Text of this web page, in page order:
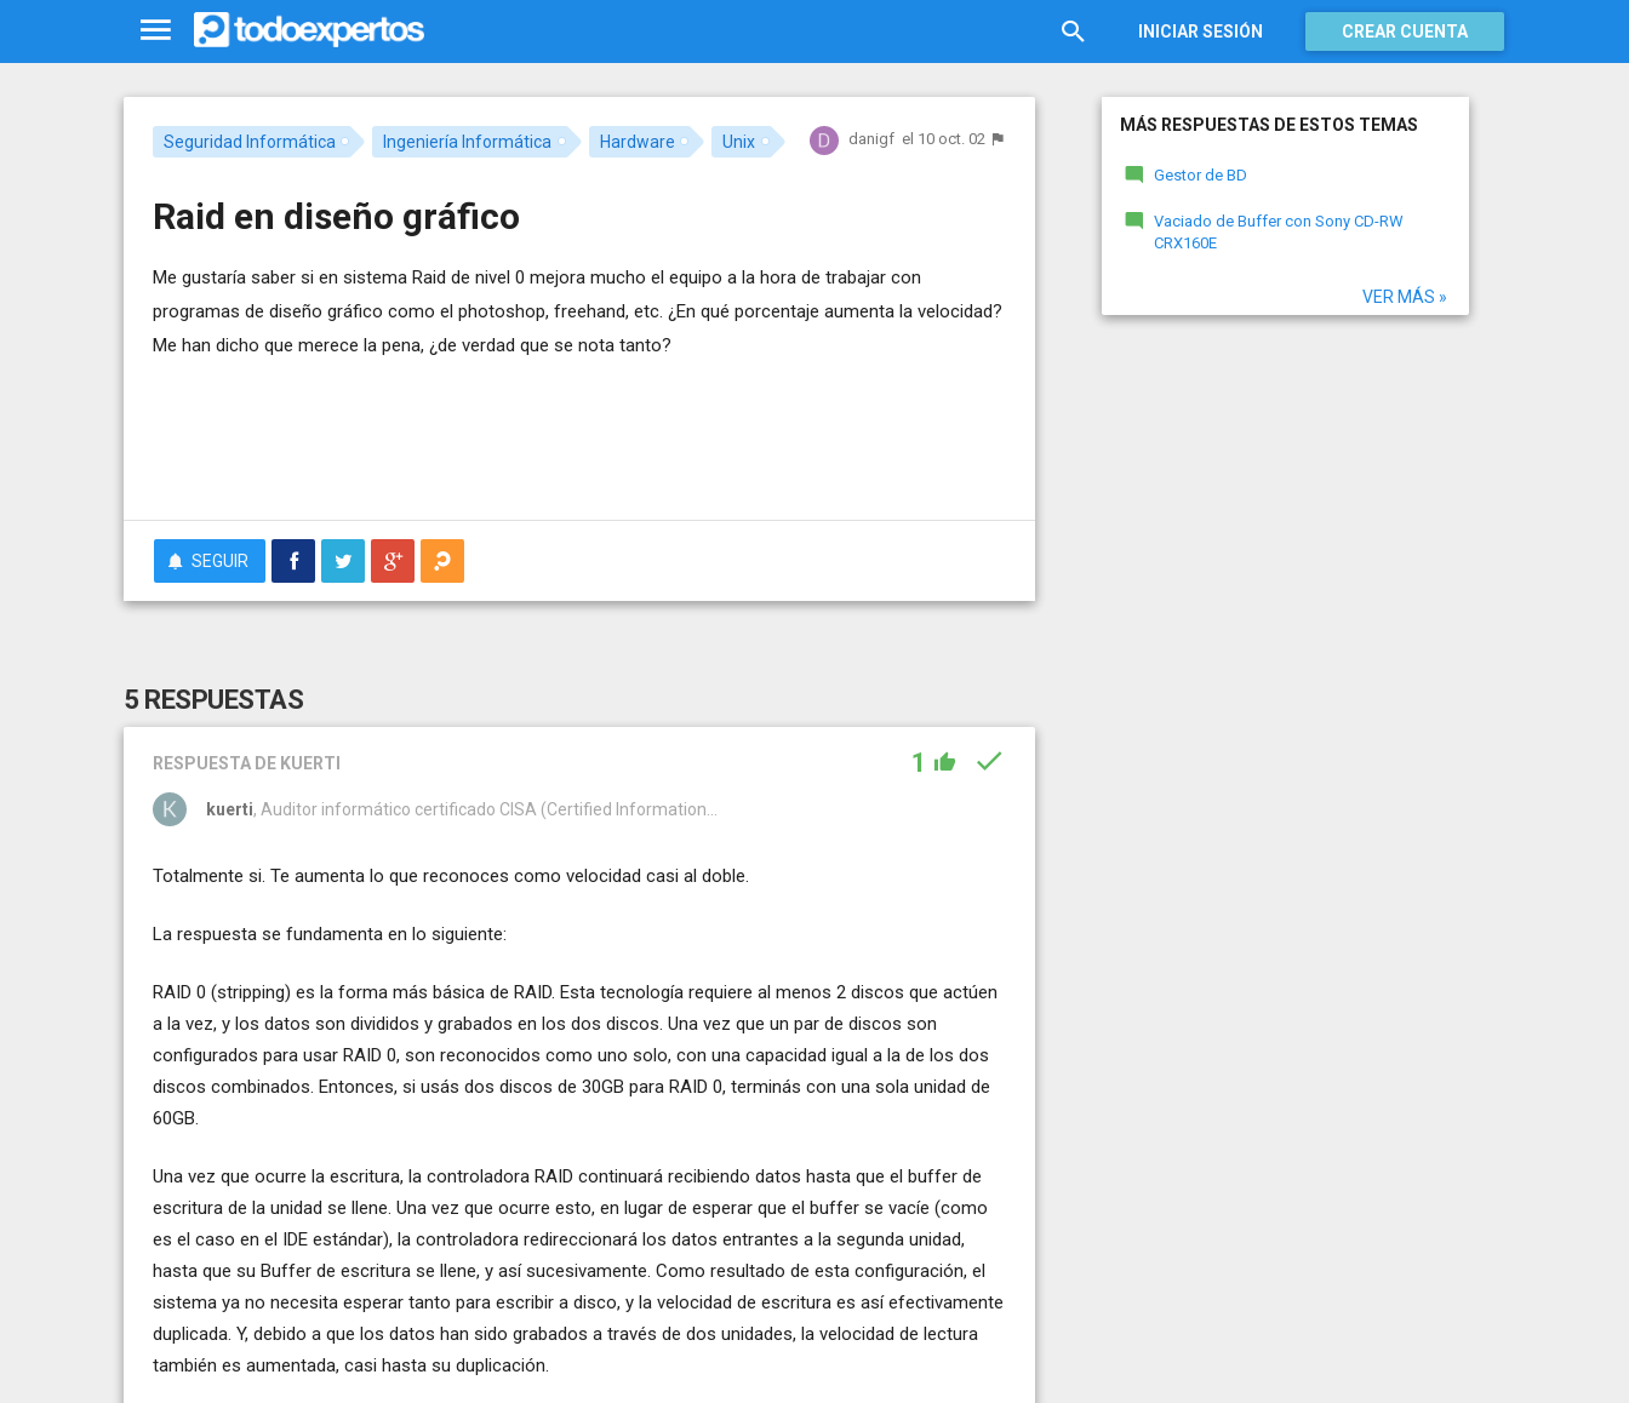
INICIAR SESIÓN CREAR CUENTA
Seguridad Informática Ingeniería Informática Hardware Unix danigf el 10 oct. 02
Raid en diseño gráfico
Me gustaría saber si en sistema Raid de nivel 0 mejora mucho el equipo a la hora de trabajar con
programas de diseño gráfico como el photoshop, freehand, etc. ¿En qué porcentaje aumenta la velocidad?
Me han dicho que merece la pena, ¿de verdad que se nota tanto?
SEGUIR
5 RESPUESTAS
RESPUESTA DE KUERTI 1
kuerti, Auditor informático certificado CISA (Certified Information...
Totalmente si. Te aumenta lo que reconoces como velocidad casi al doble.
La respuesta se fundamenta en lo siguiente:
RAID 0 (stripping) es la forma más básica de RAID. Esta tecnología requiere al menos 2 discos que actúen
a la vez, y los datos son divididos y grabados en los dos discos. Una vez que un par de discos son
configurados para usar RAID 0, son reconocidos como uno solo, con una capacidad igual a la de los dos
discos combinados. Entonces, si usás dos discos de 30GB para RAID 0, terminás con una sola unidad de
60GB.
Una vez que ocurre la escritura, la controladora RAID continuará recibiendo datos hasta que el buffer de
escritura de la unidad se llene. Una vez que ocurre esto, en lugar de esperar que el buffer se vacíe (como
es el caso en el IDE estándar), la controladora redireccionará los datos entrantes a la segunda unidad,
hasta que su Buffer de escritura se llene, y así sucesivamente. Como resultado de esta configuración, el
sistema ya no necesita esperar tanto para escribir a disco, y la velocidad de escritura es así efectivamente
duplicada. Y, debido a que los datos han sido grabados a través de dos unidades, la velocidad de lectura
también es aumentada, casi hasta su duplicación.
MÁS RESPUESTAS DE ESTOS TEMAS
Gestor de BD
Vaciado de Buffer con Sony CD-RW
CRX160E
VER MÁS »